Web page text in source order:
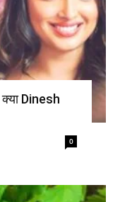
Dinesh
0